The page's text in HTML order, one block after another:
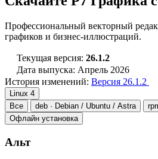
Профессиональный векторный
графиков и бизнес-иллюстраций.
Текущая версия: 26.1.2
Дата выпуска: Апрель 2026
История изменений: Версия 26.1.2
Linux 4
Все
deb · Debian / Ubuntu / Astra
Офлайн установка
Альт